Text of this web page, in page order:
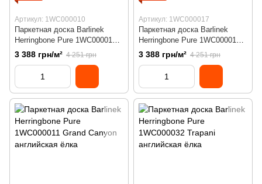
Артикул: 1WC000010
Паркетная доска Barlinek
Herringbone Pure 1WC000010
Cappuccino английская ёлка
3 388 грн/м² 4 251 грн
Артикул: 1WC000017
Паркетная доска Barlinek
Herringbone Pure 1WC000017
Toffee английская ёлка 130
3 388 грн/м² 4 251 грн